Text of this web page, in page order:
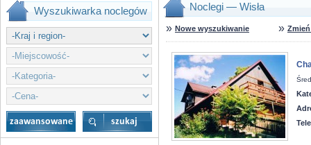
Noclegi — Wisła
» Nowe wyszukiwanie »
Wyszukiwarka noclegów